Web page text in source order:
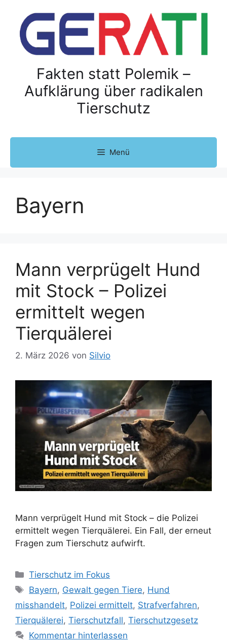
Fakten statt Polemik –
Aufklärung über radikalen
Tierschutz
Menü
Bayern
Mann verprügelt Hund
mit Stock – Polizei
ermittelt wegen
Tierquälerei
2. März 2026 von Silvio
Mann verprügelt Hund mit Stock – die Polizei
ermittelt wegen Tierquälerei. Ein Fall, der erneut
Fragen zum Tierschutz aufwirft.
K
a
e
g
o
Tierschutz im Fokus
S
l
a
Bayern, Gewalt gegen Tiere, Hund
misshandelt, Polizei ermittelt, Strafverfahren,
Tierquälerei, Tierschutzfall, Tierschutzgesetz
Kommentar hinterlassen